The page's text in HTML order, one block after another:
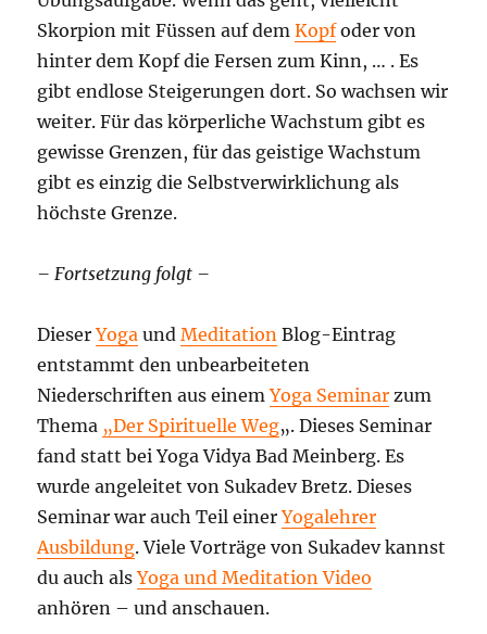
Skorpion mit Füssen auf demKopfoder von
hinter dem Kopf die Fersen zum Kinn, … . Es
gibt endlose Steigerungen dort. So wachsen wir
weiter. Für das körperliche Wachstum gibt es
gewisse Grenzen, für das geistige Wachstum
gibt es einzig die Selbstverwirklichung als
höchste Grenze.
– Fortsetzung folgt –
DieserYoga undMeditation Blog-Eintrag
entstammt den unbearbeiteten
Niederschriften aus einemYoga Seminar zum
Thema „Der Spirituelle Weg„. Dieses Seminar
fand statt bei Yoga Vidya Bad Meinberg. Es
wurde angeleitet von Sukadev Bretz. Dieses
Seminar war auch Teil einerYogalehrer
Ausbildung. Viele Vorträge von Sukadev kannst
du auch alsYoga und Meditation Video
anhören – und anschauen.